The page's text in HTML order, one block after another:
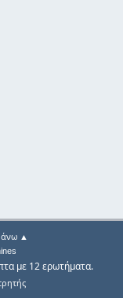
▲
με 12 ερωτήματα.